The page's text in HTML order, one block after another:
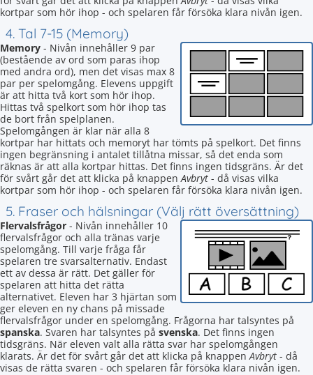
kortpar som hör ihop - och spelaren får försöka klara nivån igen.
4. Tal 7-15 (Memory)
Memory - Nivån innehåller 9 par
(bestående av ord som paras ihop
med andra ord), men det visas max 8
par per spelomgång. Elevens uppgift
är att hitta två kort som hör ihop.
Hittas två spelkort som hör ihop tas
de bort från spelplanen.
Spelomgången är klar när alla 8
kortpar har hittats och memoryt har tömts på spelkort. Det finns
ingen begränsning i antalet tillåtna missar, så det enda som
räknas är att alla kortpar hittas. Det finns ingen tidsgräns. Är det
för svårt går det att klicka på knappenAvbryt - då visas vilka
kortpar som hör ihop - och spelaren får försöka klara nivån igen.
5. Fraser och hälsningar (Välj rätt översättning)
Flervalsfrågor - Nivån innehåller 10
flervalsfrågor och alla tränas varje
spelomgång. Till varje fråga får
spelaren tre svarsalternativ. Endast
ett av dessa är rätt. Det gäller för
spelaren att hitta det rätta
alternativet. Eleven har 3 hjärtan som
ger eleven en ny chans på missade
flervalsfrågor under en spelomgång. Frågorna har talsyntes på
spanska. Svaren har talsyntes på svenska. Det finns ingen
tidsgräns. När eleven valt alla rätta svar har spelomgången
klarats. Är det för svårt går det att klicka på knappenAvbryt - då
visas de rätta svaren - och spelaren får försöka klara nivån igen.